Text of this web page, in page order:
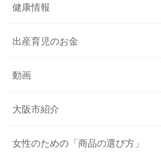
健康情報
出産育児のお金
動画
大阪市紹介
女性のための「商品の選び方」